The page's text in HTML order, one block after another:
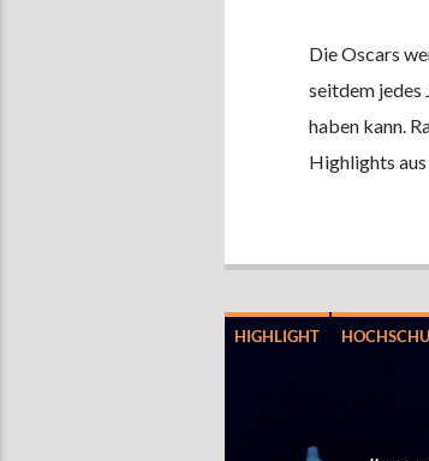
Die Oscars
seitdem
haben kann.
Highlights
HIGHLIGHT